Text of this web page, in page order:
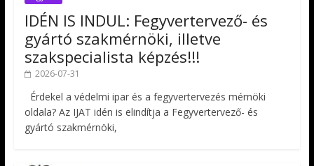
IDÉN IS INDUL: Fegyvertervező- és
gyártó szakmérnöki, illetve
szakspecialista képzés!!!
2026-07-31
Érdekel a védelmi ipar és a fegyvertervezés mérnöki
oldala? Az IJAT idén is elindítja a Fegyvertervező- és
gyártó szakmérnöki,